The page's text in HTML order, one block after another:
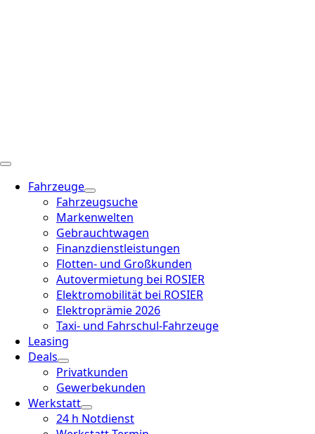
Fahrzeuge
Fahrzeugsuche
Markenwelten
Gebrauchtwagen
Finanzdienstleistungen
Flotten- und Großkunden
Autovermietung bei ROSIER
Elektromobilität bei ROSIER
Elektroprämie 2026
Taxi- und Fahrschul-Fahrzeuge
Leasing
Deals
Privatkunden
Gewerbekunden
Werkstatt
24 h Notdienst